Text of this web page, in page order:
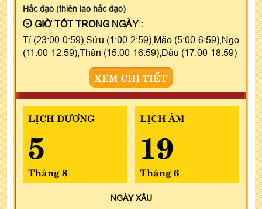
Hắc đạo (thiên lao hắc đạo)
GIỜ TỐT TRONG NGÀY :
Tí (23:00-0:59),Sửu (1:00-2:59),Mão (5:00-6:59),Ngọ
(11:00-12:59),Thân (15:00-16:59),Dậu (17:00-18:59)
XEM CHI TIẾT
LỊCH DƯƠNG
5
Tháng 8
LỊCH ÂM
19
Tháng 6
NGÀYXẤU